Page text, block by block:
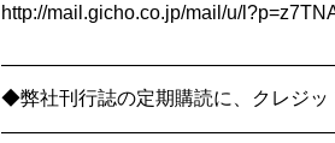
http://mail.gicho.co.jp/mail/u/
◆弊社刊行誌の定期購読に、クレジッ